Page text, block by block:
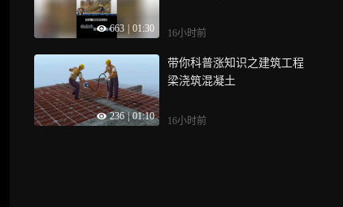
663 01:30 16小时前
236 | 01:10
带你科普涨知识之建筑工程
梁浇筑混凝土
16小时前